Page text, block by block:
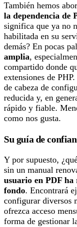
También hemos
la dependencia de
significa que ya no
habilitada en su
demás? En pocas
amplia,
compartido donde
extensiones de
de cabeza de
reducida y, en
rápido y fiable.
como nos gusta.
Su guía de
Y por supuesto,
sin un manual
usuario en PDF
fondo. Encontrará
configurar diversos
ofrezca acceso
forma de gestionar